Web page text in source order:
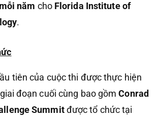
năm cho Florida Institute of
.
tiên của cuộc thi được thực hiện
đoạn cuối cùng bao gồmConrad
Summitđược tổ chức tại